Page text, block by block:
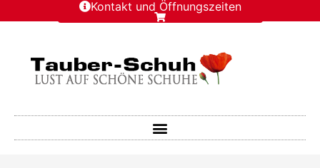
Kontakt und Öffnungszeiten